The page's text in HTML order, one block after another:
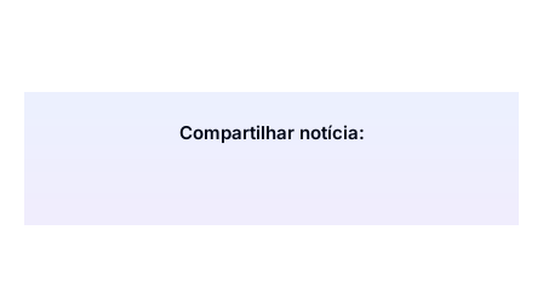
Compartilhar notícia: